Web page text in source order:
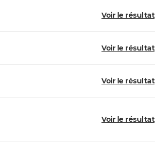
Voir le résultat
Voir le résultat
Voir le résultat
Voir le résultat